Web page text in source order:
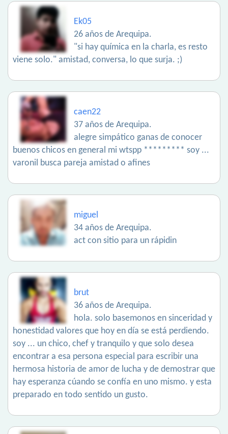
Ek05
26 años de Arequipa.
"si hay química en la charla, es resto
viene solo." amistad, conversa, lo que surja. ;)
caen22
37 años de Arequipa.
alegre simpático ganas de conocer
buenos chicos en general mi wtspp ********* soy ...
varonil busca pareja amistad o afines
miguel
34 años de Arequipa.
act con sitio para un rápidin
brut
36 años de Arequipa.
hola. solo basemonos en sinceridad y
honestidad valores que hoy en día se está perdiendo.
soy ... un chico, chef y tranquilo y que solo desea
encontrar a esa persona especial para escribir una
hermosa historia de amor de lucha y de demostrar que
hay esperanza cúando se confía en uno mismo. y esta
preparado en todo sentido un gusto.